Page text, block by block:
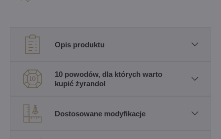
Opis produktu
10 powodów, dla których warto
kupić żyrandol
Dostosowane modyfikacje